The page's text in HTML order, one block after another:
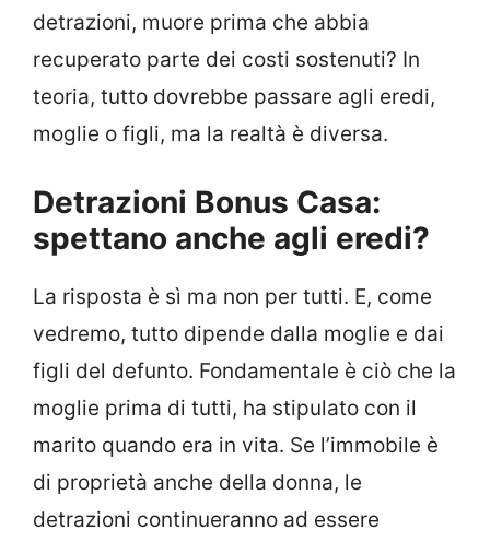
detrazioni, muore prima che abbia
recuperato parte dei costi sostenuti? In
teoria, tutto dovrebbe passare agli eredi,
moglie o figli, ma la realtà è diversa.
Detrazioni Bonus Casa:
spettano anche agli eredi?
La risposta è sì ma non per tutti. E, come
vedremo, tutto dipende dalla moglie e dai
figli del defunto. Fondamentale è ciò che la
moglie prima di tutti, ha stipulato con il
marito quando era in vita. Se l’immobile è
di proprietà anche della donna, le
detrazioni continueranno ad essere